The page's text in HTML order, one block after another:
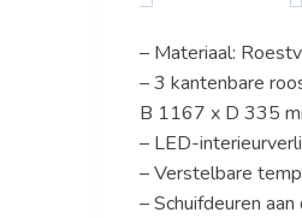
– Materiaal:
– 3 kantenbare
B 1167 x D 335
– LED-
– Verstelbare
– Schuifdeuren